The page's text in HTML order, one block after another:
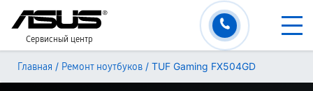
Сервисный центр
Главная / Ремонт ноутбуков / TUF Gaming FX504GD